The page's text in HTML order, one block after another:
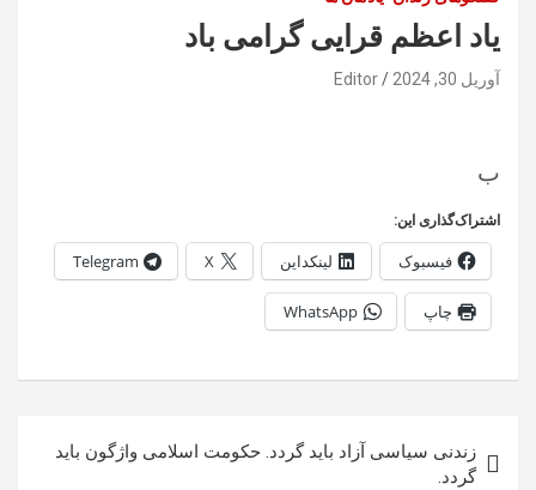
یاد اعظم قرایی گرامی باد
آوریل 30, 2024 Editor
ب
اشتراک‌گذاری این:
فیسبوک لینکداین X
Telegram
چاپ WhatsApp
نوشته
زندنی سیاسی آزاد باید گردد. حکومت اسلامی واژگون باید
گردد.